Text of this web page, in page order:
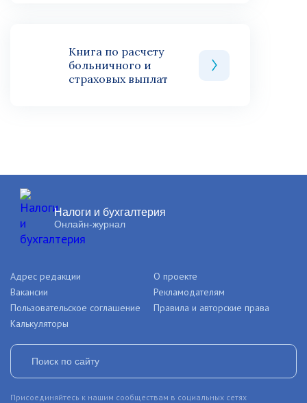
Книга по расчету
больничного и
страховых выплат
Налоги и бухгалтерия
Онлайн-журнал
Адрес редакции
О проекте
Вакансии
Рекламодателям
Пользовательское соглашение
Правила и авторские права
Калькуляторы
Присоединяйтесь к нашим сообществам в социальных сетях